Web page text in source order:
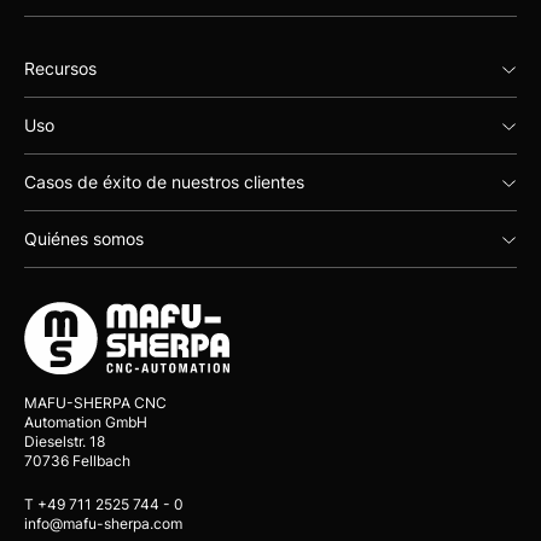
Recursos
Uso
Casos de éxito de nuestros clientes
Quiénes somos
MAFU-SHERPA CNC
Automation GmbH
Dieselstr. 18
70736 Fellbach
T +49 711 2525 744 - 0
info@mafu-sherpa.com